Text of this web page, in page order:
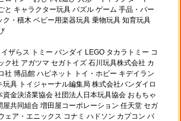
と キャラクター玩具 パズル ゲーム 手品・パー
ク・積木 ベビー用楽器玩具 乗物玩具 知育玩具
イザらス トミー バンダイ LEGO タカラトミー コ
ク社 アガツマ セガトイズ 石川玩具株式会社 カ
社 博品館 ハピネット トイ・ホビー キデイラン
玩具 トイジャーナル編集局 株式会社バンダイロ
資金決済業協会 社団法人日本玩具協会 おもちゃ
屋共同組合 増田屋コーポレーション 任天堂 セガ
ェア・エニックス コナミ ハドソン カプコン バ